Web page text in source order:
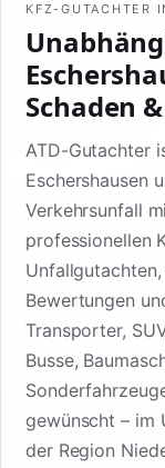
KFZ-GUTACHTER
Schaden
ATD-Gutachter
Eschershausen
Verkehrsunfall
professionellen
Bewertungen
Transporter,
Busse,
gewünscht – im
der Region